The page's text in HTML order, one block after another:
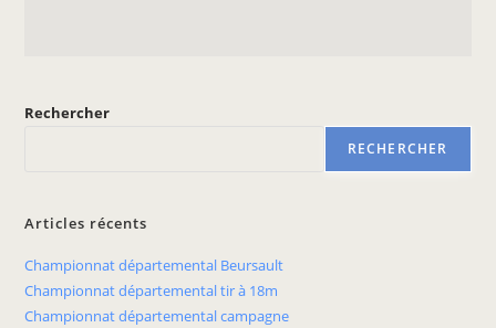
Rechercher
RECHERCHER
Articles récents
Championnat départemental Beursault
Championnat départemental tir à 18m
Championnat départemental campagne